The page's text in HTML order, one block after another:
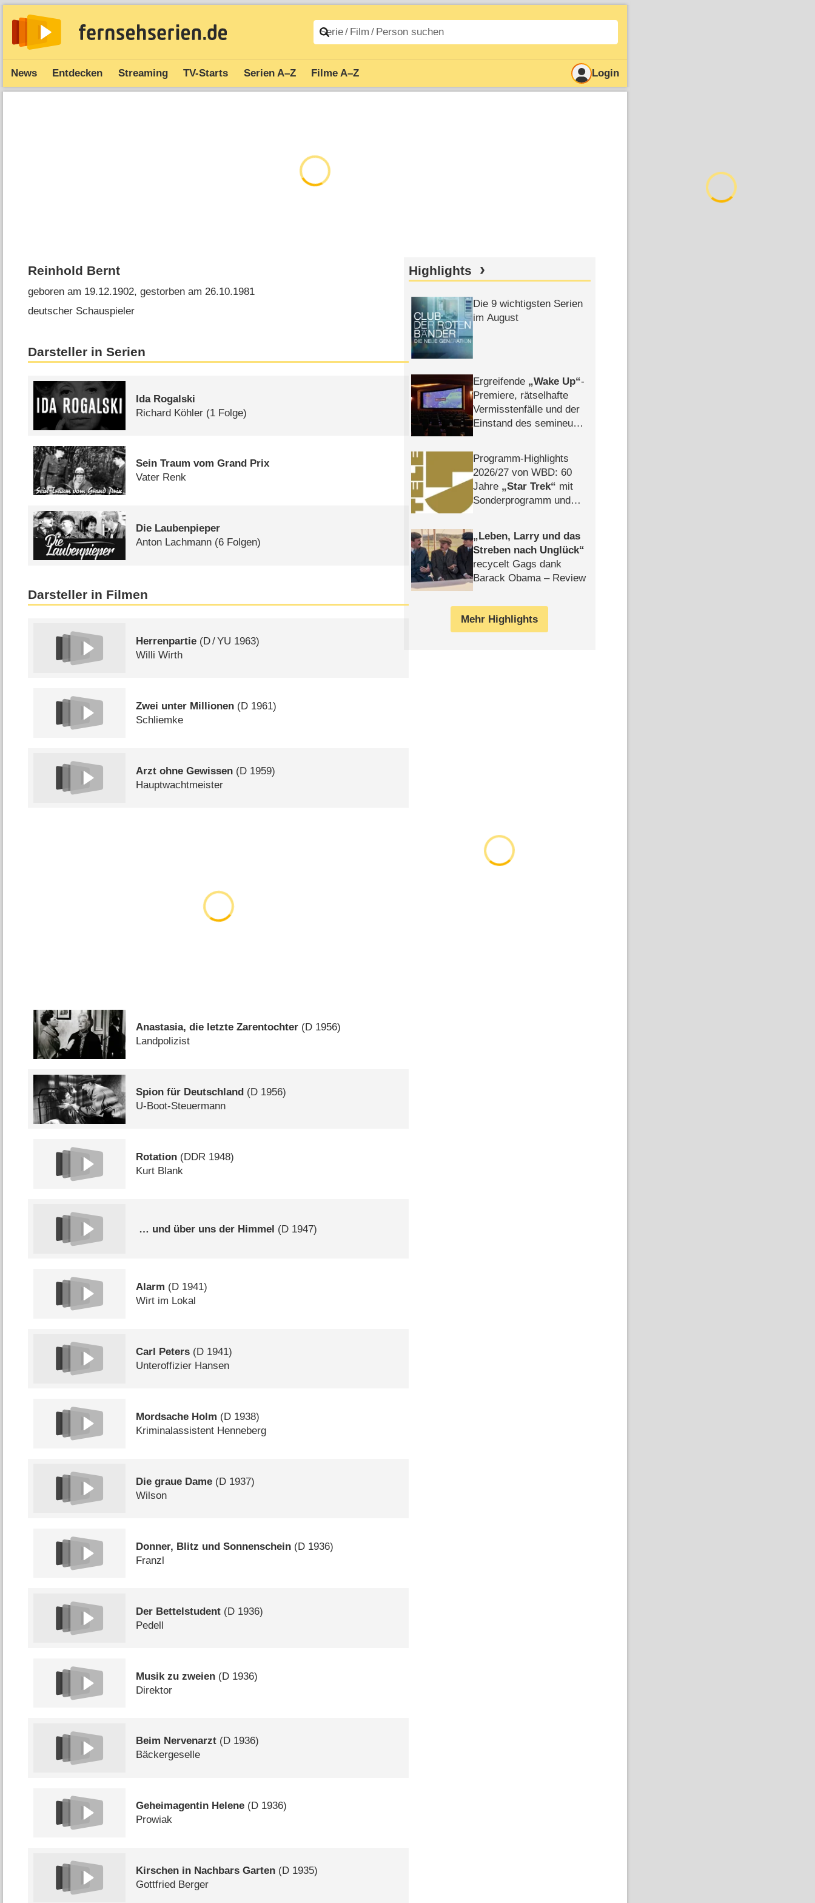
News Entdecken Streaming TV-Starts Serien A–Z Filme A–Z Login
Reinhold Bernt
geboren am 19.12.1902, gestorben am 26.10.1981
deutscher Schauspieler
Darsteller in Serien
Ida Rogalski
Richard Köhler (1 Folge)
Sein Traum vom Grand Prix
Vater Renk
Die Laubenpieper
Anton Lachmann (6 Folgen)
Darsteller in Filmen
Herrenpartie (D/YU 1963)
Willi Wirth
Zwei unter Millionen (D 1961)
Schliemke
Arzt ohne Gewissen (D 1959)
Hauptwachtmeister
Anastasia, die letzte Zarentochter (D 1956)
Landpolizist
Spion für Deutschland (D 1956)
U-Boot-Steuermann
Rotation (DDR 1948)
Kurt Blank
… und über uns der Himmel (D 1947)
Alarm (D 1941)
Wirt im Lokal
Carl Peters (D 1941)
Unteroffizier Hansen
Mordsache Holm (D 1938)
Kriminalassistent Henneberg
Die graue Dame (D 1937)
Wilson
Donner, Blitz und Sonnenschein (D 1936)
Franzl
Der Bettelstudent (D 1936)
Pedell
Musik zu zweien (D 1936)
Direktor
Beim Nervenarzt (D 1936)
Bäckergeselle
Geheimagentin Helene (D 1936)
Prowiak
Kirschen in Nachbars Garten (D 1935)
Gottfried Berger
Highlights
Die 9 wichtigsten Serien
im August
Ergreifende Wake Up -
Premiere, rätselhafte
Vermisstenfälle und der
Einstand des semineuen
Programm-Highlights
2026/​27 von WBD: 60
Jahre
Star Trek
mit
Sonderprogramm und
Leben, Larry und das
Streben nach Unglück
recycelt Gags dank
Barack Obama – Review
Mehr Highlights